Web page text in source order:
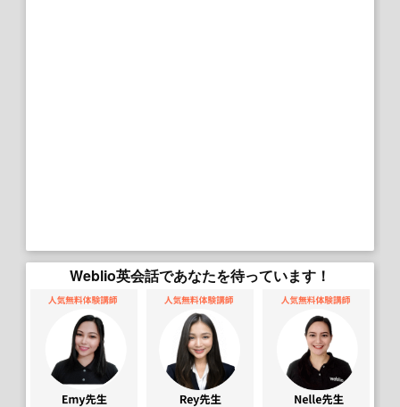
Weblio英会話であなたを待っています！